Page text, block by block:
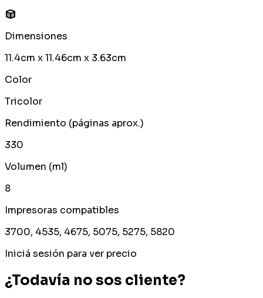
Dimensiones
11.4cm x 11.46cm x 3.63cm
Color
Tricolor
Rendimiento (páginas aprox.)
330
Volumen (ml)
8
Impresoras compatibles
3700, 4535, 4675, 5075, 5275, 5820
Iniciá sesión para ver precio
¿Todavía no sos cliente?